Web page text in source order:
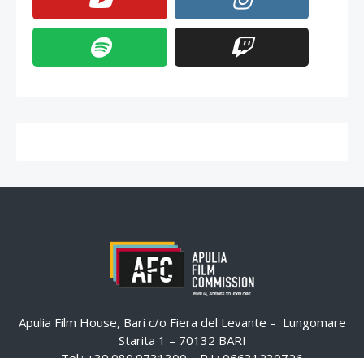
Apulia Film House, Bari c/o Fiera del Levante – Lungomare
Starita 1 – 70132 BARI